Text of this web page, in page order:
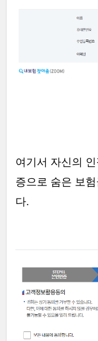
여기서 자신의
증으로 숨은 보
다.